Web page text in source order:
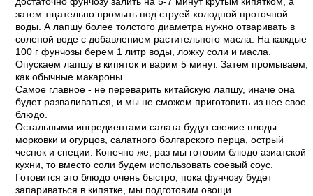
затем тщательно промыть под струей холодной проточной
воды. А лапшу более толстого диаметра нужно отваривать в
соленой воде с добавлением растительного масла. На каждые
100 г фунчозы берем 1 литр воды, ложку соли и масла.
Опускаем лапшу в кипяток и варим 5 минут. Затем промываем,
как обычные макароны.
Самое главное - не переварить китайскую лапшу, иначе она
будет разваливаться, и мы не сможем приготовить из нее свое
блюдо.
Остальными ингредиентами салата будут свежие плоды
морковки и огурцов, салатного болгарского перца, острый
чеснок и специи. Конечно же, раз мы готовим блюдо азиатской
кухни, то вместо соли будем использовать соевый соус.
Готовится это блюдо очень быстро, пока фунчозу будет
запариваться в кипятке, мы подготовим овощи.